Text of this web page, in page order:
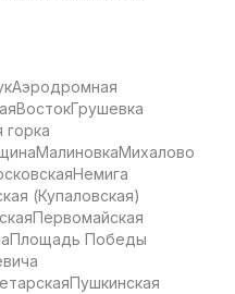
Аэродромная
ВостокГрушевка
горка
МалиновкаМихалово
Немига
(Купаловская)
Первомайская
Площадь Победы
Пушкинская